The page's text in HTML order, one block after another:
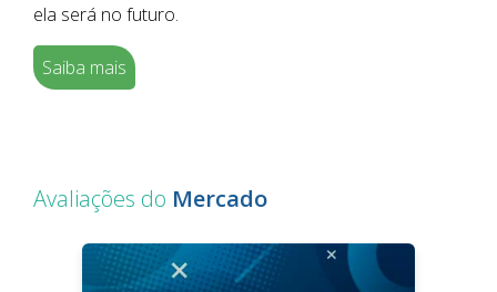
ela será no futuro.
Saiba mais
Avaliações do Mercado